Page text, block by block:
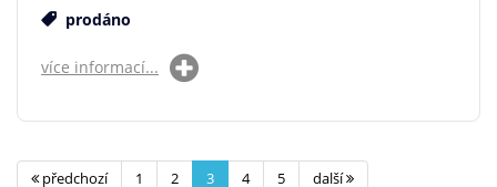
prodáno
více informací...
předchozí 1 2 3 4 5 další